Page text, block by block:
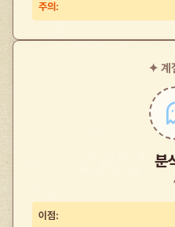
주의:
✦ 계
분
이점: